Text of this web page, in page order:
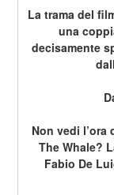
La trama del
una
decisamente
Non vedi
The Whale?
Fabio De